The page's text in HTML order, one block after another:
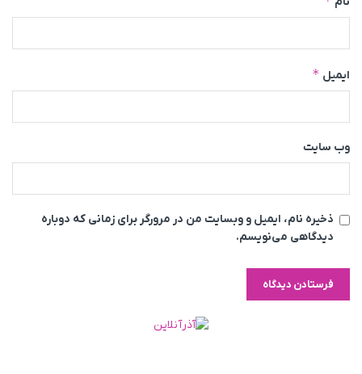
ایمیل *
وب‌ سایت
ذخیره نام، ایمیل و وبسایت من در مرورگر برای زمانی که دوباره
دیدگاهی می‌نویسم.